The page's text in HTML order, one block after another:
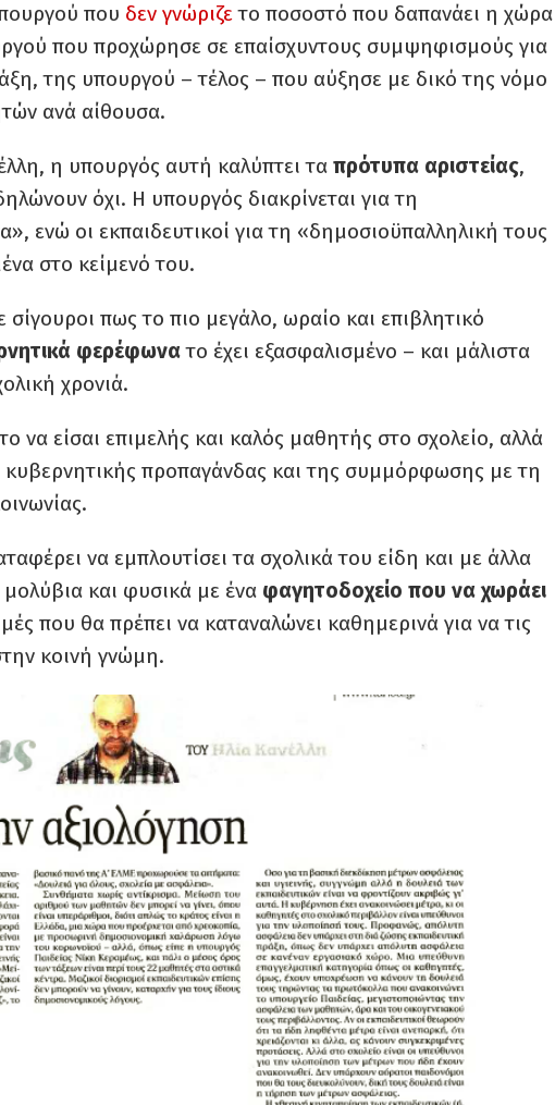
που δεν γνώριζετο ποσοστό που δαπανάει η χώρα
που προχώρησε σε επαίσχυντους συμψηφισμούς για
της υπουργού – τέλος – που αύξησε με δικό της νόμο
ανά αίθουσα.
η υπουργός αυτή καλύπτει τα πρότυπα αριστείας,
όχι. Η υπουργός διακρίνεται για τη
ενώ οι εκπαιδευτικοί για τη «δημοσιοϋπαλληλική τους
στο κείμενό του.
πως το πιο μεγάλο, ωραίο και επιβλητικό
φερέφωνατο έχει εξασφαλισμένο – και μάλιστα
χρονιά.
να είσαι επιμελής και καλός μαθητής στο σχολείο, αλλά
προπαγάνδας και της συμμόρφωσης με τη
να εμπλουτίσει τα σχολικά του είδη και με άλλα
και φυσικά με ένα φαγητοδοχείο που να χωράει
που θα πρέπει να καταναλώνει καθημερινά για να τις
κοινή γνώμη.